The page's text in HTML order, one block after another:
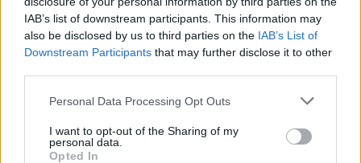
IAB’s list of downstream participants. This information may
also be disclosed by us to third parties on the IAB’s List of
Downstream Participants that may further disclose it to other
Personal Data Processing Opt Outs
I want to opt-out of the Sharing of my
personal data.
Opted In
Um militar da Guarda Nacional Republicana sofreu ferimentos
ligeiros durante os desacatos registados ao...
7 Agosto, 2026 - 08:37